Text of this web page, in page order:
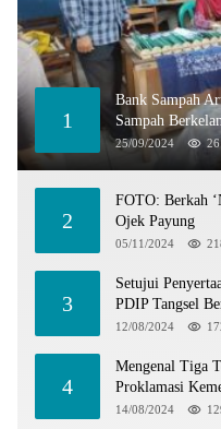
1
Bank Sampah
Sampah
25/09/2024
2
FOTO: Berkah
Ojek Payung
05/11/2024
3
Setujui
PDIP Tangsel
12/08/2024
4
Mengenal Tiga
Proklamasi
14/08/2024